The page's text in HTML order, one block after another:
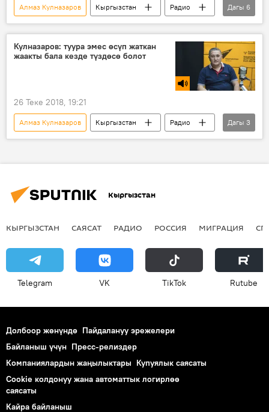
Алмаз Кулназаров Кыргызстан
Радио
Коом
медицина
жаак
Дагы 6
Кулназаров: туура эмес өсүп жаткан
жаакты бала кезде түздөсө болот
26 Теке 2018, 19:21
Алмаз Кулназаров Кыргызстан
Радио
Коом
медицина көйгөй
Дагы 3
Кыргызстан
КЫРГЫЗСТАН САЯСАТ РАДИО РОССИЯ МИГРАЦИЯ
Telegram VK ТikТоk Rutube
Долбоор жөнүндө Пайдалануу эрежелери
Байланыш үчүн Пресс-релиздер
Компаниялардын жаңылыктары Купуялык саясаты
Cookie колдонуу жана автоматтык логирлөө
саясаты
Кайра байланыш